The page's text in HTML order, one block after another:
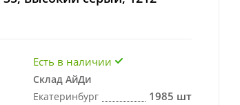
Есть в наличии
Склад АйДи
Екатеринбург
1985 шт